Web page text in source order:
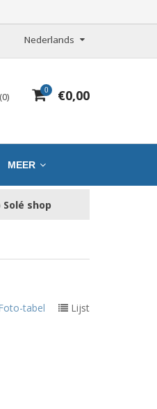
Nederlands
0 €0,00
MEER
shop
tabel Lijst